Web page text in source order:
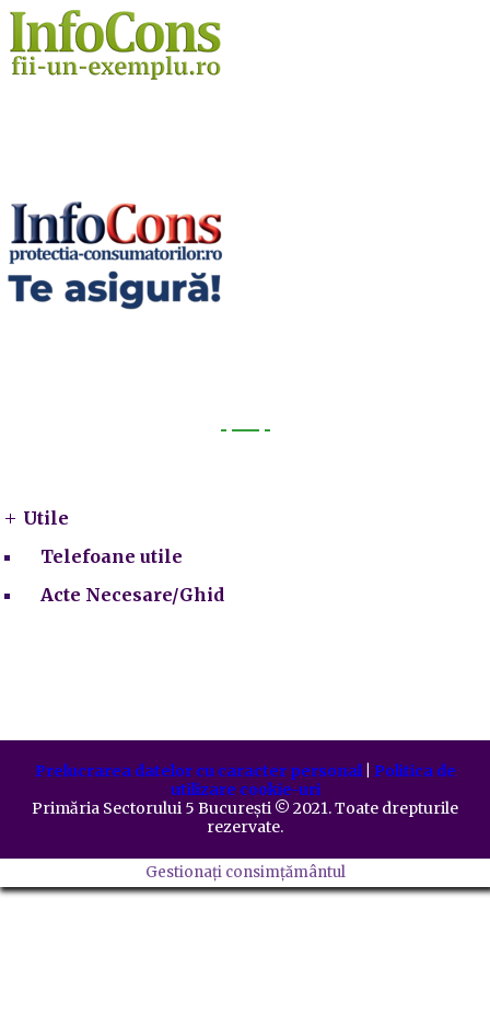
Utile
Telefoane utile
Acte Necesare/Ghid
Prelucrarea datelor cu caracter personal| Politica de
utilizare cookie-uri
Primăria Sectorului 5 București ©️ 2021. Toate drepturile
rezervate.
Gestionați consimțământul